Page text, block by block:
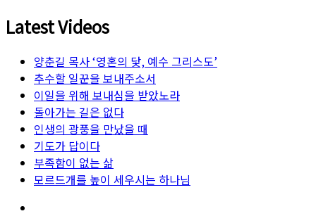
Latest Videos
양춘길 목사 ‘영혼의 닻, 예수 그리스도’
추수할 일꾼을 보내주소서
이일을 위해 보내심을 받았노라
돌아가는 길은 없다
인생의 광풍을 만났을 때
기도가 답이다
부족함이 없는 삶
모르드개를 높이 세우시는 하나님